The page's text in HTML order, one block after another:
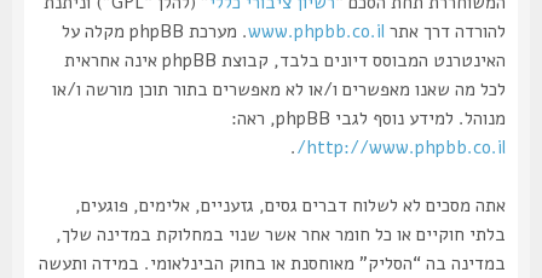
להורדה דרך אתר www.phpbb.co.il
. מערכת phpBB מקלה על
האינטרנט המבוסס דיונים בלבד, קבוצת phpBB אינה אחראית
לכל מה שאנו מאפשרים ו/או לא מאפשרים בתור תוכן מורשה ו/או
מנוהל. למידע נוסף לגבי phpBB, ראה:
http://www.phpbb.co.il/
.
אתה מסכים לא לשלוח דברים גסים, גזעניים, אלימים, פוגעים,
בלתי חוקיים או כל חומר אחר אשר שנוי במחלוקת במדינה שלך,
במדינה בה “הסליק” מאוחסנת או בחוק הבינלאומי. במידה ותעשה